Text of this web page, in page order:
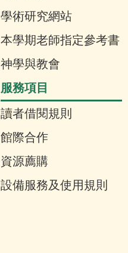
學術研究網站
本學期老師指定參考書
神學與教會
服務項目
讀者借閱規則
館際合作
資源薦購
設備服務及使用規則